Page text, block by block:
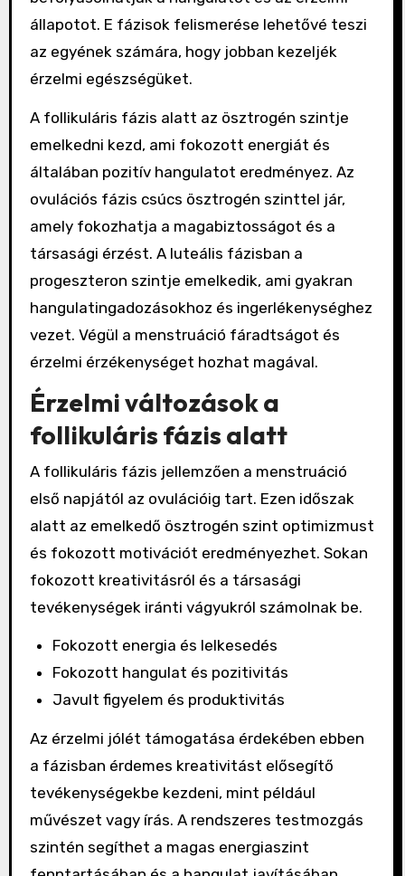
állapotot. E fázisok felismerése lehetővé teszi
az egyének számára, hogy jobban kezeljék
érzelmi egészségüket.
A follikuláris fázis alatt az ösztrogén szintje
emelkedni kezd, ami fokozott energiát és
általában pozitív hangulatot eredményez. Az
ovulációs fázis csúcs ösztrogén szinttel jár,
amely fokozhatja a magabiztosságot és a
társasági érzést. A luteális fázisban a
progeszteron szintje emelkedik, ami gyakran
hangulatingadozásokhoz és ingerlékenységhez
vezet. Végül a menstruáció fáradtságot és
érzelmi érzékenységet hozhat magával.
Érzelmi változások a
follikuláris fázis alatt
A follikuláris fázis jellemzően a menstruáció
első napjától az ovulációig tart. Ezen időszak
alatt az emelkedő ösztrogén szint optimizmust
és fokozott motivációt eredményezhet. Sokan
fokozott kreativitásról és a társasági
tevékenységek iránti vágyukról számolnak be.
Fokozott energia és lelkesedés
Fokozott hangulat és pozitivitás
Javult figyelem és produktivitás
Az érzelmi jólét támogatása érdekében ebben
a fázisban érdemes kreativitást elősegítő
tevékenységekbe kezdeni, mint például
művészet vagy írás. A rendszeres testmozgás
szintén segíthet a magas energiaszint